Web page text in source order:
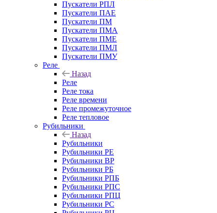
Пускатели РПЛ
Пускатели ПАЕ
Пускатели ПМ
Пускатели ПМА
Пускатели ПМЕ
Пускатели ПМЛ
Пускатели ПМУ
Реле
Назад
Реле
Реле тока
Реле времени
Реле промежуточное
Реле тепловое
Рубильники
Назад
Рубильники
Рубильники РЕ
Рубильники ВР
Рубильники РБ
Рубильники РПБ
Рубильники РПС
Рубильники РПЦ
Рубильники РС